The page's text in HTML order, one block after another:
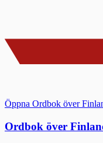
Öppna Ordbok över
Ordbok över